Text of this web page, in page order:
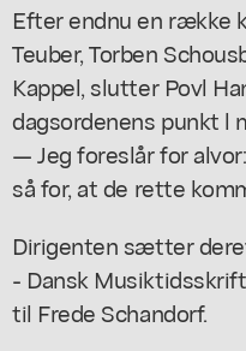
Efter endnu en række
Teuber, Torben
Kappel, slutter Povl
dagsordenens punkt l
— Jeg foreslår for
så for, at de rette
Dirigenten sætter
- Dansk
til Frede Schandorf.